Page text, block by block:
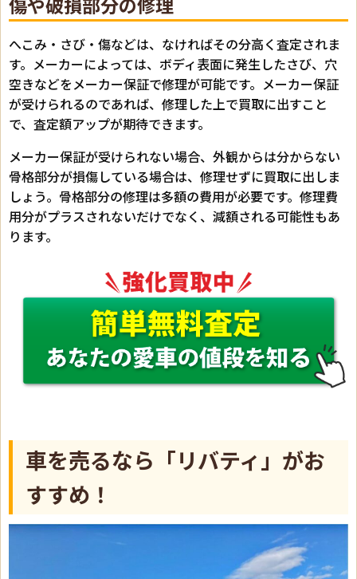
へこみ・さび・傷などは、なければその分高く査定されま
す。メーカーによっては、ボディ表面に発生したさび、穴
空きなどをメーカー保証で修理が可能です。メーカー保証
が受けられるのであれば、修理した上で買取に出すこと
で、査定額アップが期待できます。
メーカー保証が受けられない場合、外観からは分からない
骨格部分が損傷している場合は、修理せずに買取に出しま
しょう。骨格部分の修理は多額の費用が必要です。修理費
用分がプラスされないだけでなく、減額される可能性もあ
ります。
車を売るなら「リバティ」がお
すすめ！